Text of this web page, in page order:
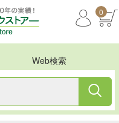
0
Web検索